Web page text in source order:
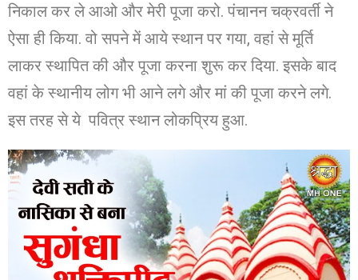
निकाल कर ले आओ और मेरी पूजा करो. पंचानन चक्रवर्ती ने
ऐसा ही किया. वो सपने में आये स्थान पर गया, वहां से मूर्ति
लाकर स्थापित की और पूजा करना शुरू कर दिया. इसके बाद
वहां के स्थानीय लोग भी आने लगे और मां की पूजा करने लगे.
इस तरह से ये पवित्र स्थान लोकप्रिय हुआ.